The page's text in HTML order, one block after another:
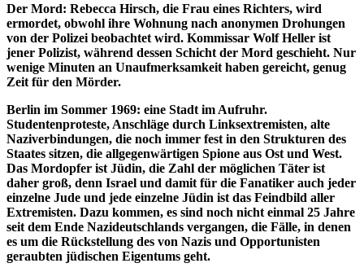
Der Mord: Rebecca Hirsch, die Frau eines Richters, wird
ermordet, obwohl ihre Wohnung nach anonymen Drohungen
von der Polizei beobachtet wird. Kommissar Wolf Heller ist
jener Polizist, während dessen Schicht der Mord geschieht. Nur
wenige Minuten an Unaufmerksamkeit haben gereicht, genug
Zeit für den Mörder.
Berlin im Sommer 1969: eine Stadt im Aufruhr.
Studentenproteste, Anschläge durch Linksextremisten, alte
Naziverbindungen, die noch immer fest in den Strukturen des
Staates sitzen, die allgegenwärtigen Spione aus Ost und West.
Das Mordopfer ist Jüdin, die Zahl der möglichen Täter ist
daher groß, denn Israel und damit für die Fanatiker auch jeder
einzelne Jude und jede einzelne Jüdin ist das Feindbild aller
Extremisten. Dazu kommen, es sind noch nicht einmal 25 Jahre
seit dem Ende Nazideutschlands vergangen, die Fälle, in denen
es um die Rückstellung des von Nazis und Opportunisten
geraubten jüdischen Eigentums geht.